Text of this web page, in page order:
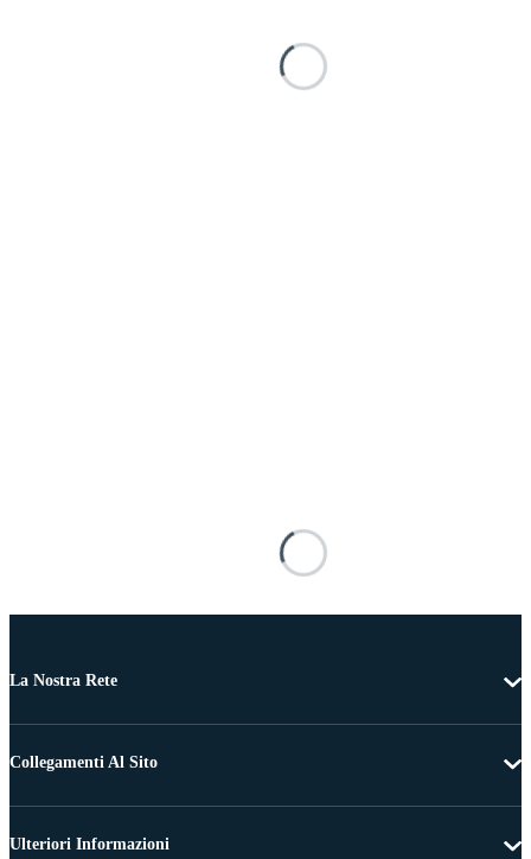
La Nostra Rete
Collegamenti Al Sito
Ulteriori Informazioni